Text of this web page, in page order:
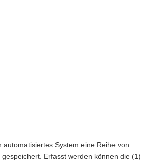
System eine Reihe von
Erfasst werden können die (1)